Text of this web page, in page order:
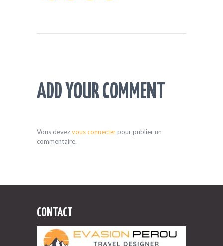
ADD YOUR COMMENT
Vous devezvous connecterpour publier un
commentaire.
CONTACT